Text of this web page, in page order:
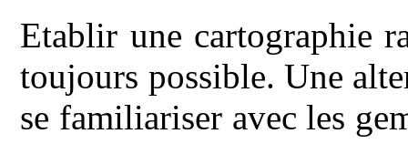
Etablir une cartographie
toujours possible. Une
se familiariser avec les